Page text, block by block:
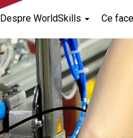
Despre WorldSkills Ce